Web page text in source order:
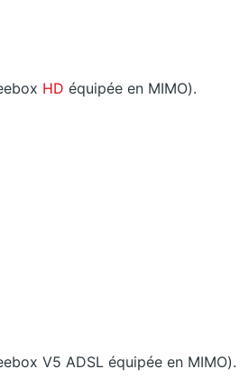
HD équipée en MIMO).
V5 ADSL équipée en MIMO).